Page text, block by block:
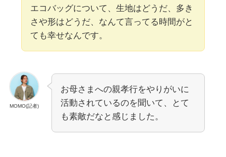
エコバッグについて、生地はどうだ、多き
さや形はどうだ、なんて言ってる時間がと
ても幸せなんです。
MOMO(記者)
お母さまへの親孝行をやりがいに
活動されているのを聞いて、とて
も素敵だなと感じました。